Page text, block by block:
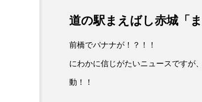
道の駅まえばし赤城「
前橋でバナナが！？！！
にわかに信じがたいニュースですが
動！！